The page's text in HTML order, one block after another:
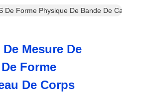
Forme Physique De Bande De Cadeau
Mesure De
Forme
De Corps